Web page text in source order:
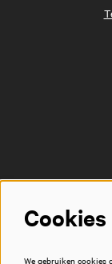
Cookies
We gebruiken cookies